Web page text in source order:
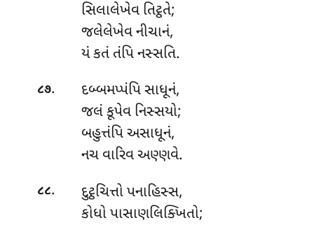
સિલાલેખેવ તિટ્ઠતે;
જલેલેખેવ નીચાનં,
યં કતં તંપિ નસ્સતિ.
૮૭.
દબ્બમપ્પંપિ સાધૂનં,
જલં કૂપેવ નિસ્સયો;
બહુત્તંપિ અસાધૂનં,
નચ વારિવ અણ્ણવે.
૮૮. દુટ્ઠચિત્તોપનાહિસ્સ,
કોધો પાસાણલિક્ખિતો;